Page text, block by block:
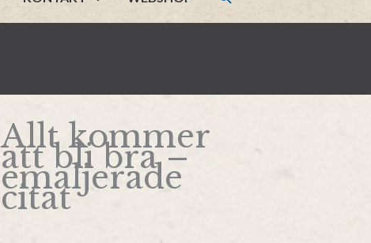
Allt kommer
att bli bra –
emaljerade
citat